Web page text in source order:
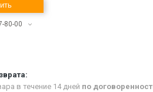
80-00
в течение 14 дней по